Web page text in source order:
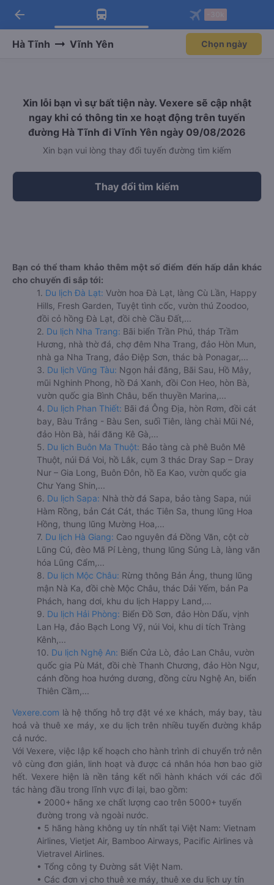
Tải app Vexere ngay!
Nhận ưu đãi thành viên độc
Mở app
Tải app Vexere
-30k/ghế khi đặt vé máy bay qua
Mở app
arrow_back
Hà Tĩnh Vĩnh Yên Chọn ngày
Xin lỗi bạn vì sự bất tiện này. Vexere sẽ cập nhật
ngay khi có thông tin xe hoạt động trên tuyến
đường Hà Tĩnh đi Vĩnh Yên ngày 09/08/2026
Xin bạn vui lòng thay đổi tuyến đường tìm kiếm
Thay đổi tìm kiếm
Bạn có thể tham khảo thêm một số điểm đến hấp dẫn khác
cho chuyến đi sắp tới:
1. Du lịch Đà Lạt: Vườn hoa Đà Lạt, làng Cù Lần, Happy
Hills, Fresh Garden, Tuyệt tình cốc, vườn thú Zoodoo,
đồi cỏ hồng Đà Lạt, đồi chè Cầu Đất,...
2. Du lịch Nha Trang: Bãi biển Trần Phú, tháp Trầm
Hương, nhà thờ đá, chợ đêm Nha Trang, đảo Hòn Mun,
nhà ga Nha Trang, đảo Điệp Sơn, thác bà Ponagar,...
3. Du lịch Vũng Tàu: Ngọn hải đăng, Bãi Sau, Hồ Mây,
mũi Nghinh Phong, hồ Đá Xanh, đồi Con Heo, hòn Bà,
vườn quốc gia Bình Châu, bến thuyền Marina,...
4. Du lịch Phan Thiết: Bãi đá Ông Địa, hòn Rơm, đồi cát
bay, Bàu Trắng - Bàu Sen, suối Tiên, làng chài Mũi Né,
đảo Hòn Bà, hải đăng Kê Gà,...
5. Du lịch Buôn Ma Thuột: Bảo tàng cà phê Buôn Mê
Thuột, núi Đá Voi, hồ Lắk, cụm 3 thác Dray Sap – Dray
Nur – Gia Long, Buôn Đôn, hồ Ea Kao, vườn quốc gia
Chư Yang Shin,...
6. Du lịch Sapa: Nhà thờ đá Sapa, bảo tàng Sapa, núi
Hàm Rồng, bản Cát Cát, thác Tiên Sa, thung lũng Hoa
Hồng, thung lũng Mường Hoa,...
7. Du lịch Hà Giang: Cao nguyên đá Đồng Văn, cột cờ
Lũng Cú, đèo Mã Pí Lèng, thung lũng Sủng Là, làng văn
hóa Lũng Cẩm,...
8. Du lịch Mộc Châu: Rừng thông Bản Áng, thung lũng
mận Nà Ka, đồi chè Mộc Châu, thác Dải Yếm, bản Pa
Phách, hang dơi, khu du lịch Happy Land,...
9. Du lịch Hải Phòng: Biển Đồ Sơn, đảo Hòn Dấu, vịnh
Lan Hạ, đảo Bạch Long Vỹ, núi Voi, khu di tích Tràng
Kênh,...
10. Du lịch Nghệ An: Biển Cửa Lò, đảo Lan Châu, vườn
quốc gia Pù Mát, đồi chè Thanh Chương, đảo Hòn Ngư,
cánh đồng hoa hướng dương, đồng cừu Nghệ An, biển
Thiên Cầm,...
Vexere.com là hệ thống hỗ trợ đặt vé xe khách, máy bay, tàu
hoả và thuê xe máy, xe du lịch trên nhiều tuyến đường khắp
cả nước.
Với Vexere, việc lập kế hoạch cho hành trình di chuyển trở nên
vô cùng đơn giản, linh hoạt và được cá nhân hóa hơn bao giờ
hết. Vexere hiện là nền tảng kết nối hành khách với các đối
tác hàng đầu trong lĩnh vực đi lại, bao gồm:
• 2000+ hãng xe chất lượng cao trên 5000+ tuyến
đường trong và ngoài nước.
• 5 hãng hàng không uy tín nhất tại Việt Nam: Vietnam
Airlines, Vietjet Air, Bamboo Airways, Pacific Airlines và
Vietravel Airlines.
• Tổng công ty Đường sắt Việt Nam.
• Các đơn vị cho thuê xe máy, thuê xe du lịch uy tín